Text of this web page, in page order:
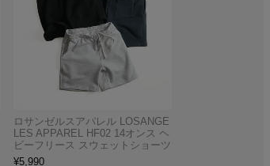
ロサンゼルスアパレル LOSANGE
LES APPAREL HF02 14オンス ヘ
ビーフリース スウェットショーツ
¥5,990